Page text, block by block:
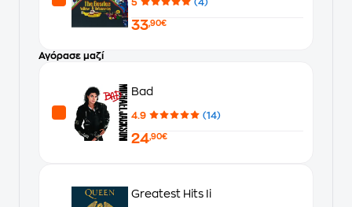
5 (4)
33,90€
Αγόρασε μαζί
Bad
4.9 (14)
24,90€
Greatest Hits Ii